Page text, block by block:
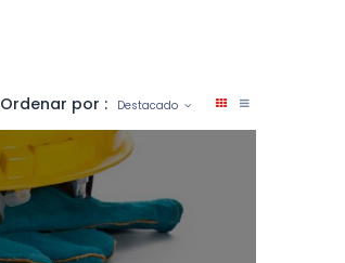
Ordenar por : Destacado